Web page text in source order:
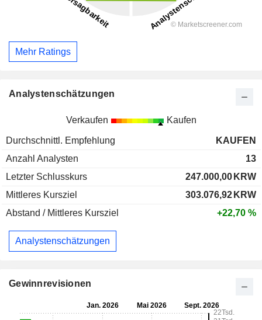
Mehr Ratings
Analystenschätzungen
Verkaufen Kaufen
Durchschnittl. Empfehlung
KAUFEN
Anzahl Analysten
13
Letzter Schlusskurs
247.000,00 KRW
Mittleres Kursziel
303.076,92 KRW
Abstand / Mittleres Kursziel
+22,70 %
Analystenschätzungen
Gewinnrevisionen